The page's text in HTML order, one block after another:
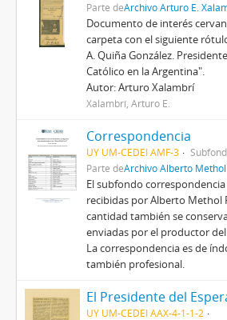
Parte deArchivo Arturo E.
Documento de interés
carpeta con el siguiente
A. Quiña González.
Católico en la Argentina".
Autor: Arturo Xalambrí
Xalambrí, Arturo E.
Correspondencia
UY UM-CEDEI AMF-3
Parte deArchivo Alberto
El subfondo
recibidas por Alberto Methol
cantidad también se
enviadas por el productor
La correspondencia es de
también profesional.
UY UM-CEDEI AAX-4-1-1-2